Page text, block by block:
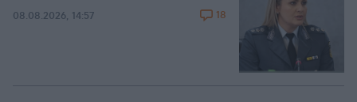
08.08.2026, 14:57 18